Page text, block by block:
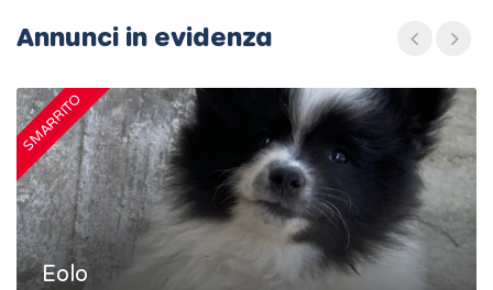
Annunci in evidenza
SMARRITO
Eolo